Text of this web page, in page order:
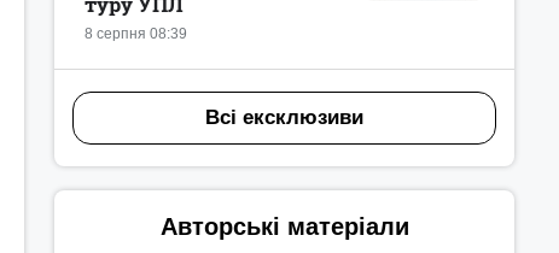
8 серпня 08:39
Всі ексклюзиви
Авторські матеріали